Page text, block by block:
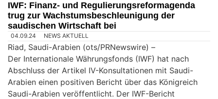
IWF: Finanz- und Regulierungsreformagenda
trug zur Wachstumsbeschleunigung der
saudischen Wirtschaft bei
04.09.24 NEWS AKTUELL
Riad, Saudi-Arabien (ots/PRNewswire) –
Der Internationale Währungsfonds (IWF) hat nach
Abschluss der Artikel IV-Konsultationen mit Saudi-
Arabien einen positiven Bericht über das Königreich
Saudi-Arabien veröffentlicht. Der IWF-Bericht